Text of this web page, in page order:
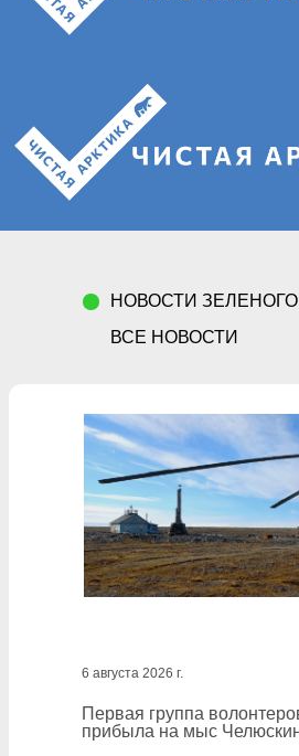
НОВОСТИ ЗЕЛЕНОГО
ВСЕ НОВОСТИ
Первая группа
прибыла на мыс
6 августа 2026 г.